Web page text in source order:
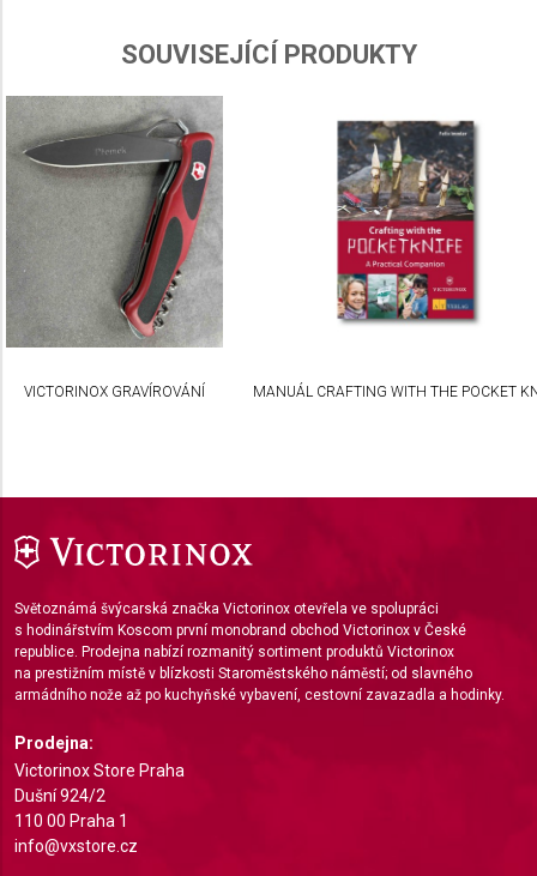
SOUVISEJÍCÍ PRODUKTY
VICTORINOX GRAVÍROVÁNÍ MANUÁL CRAFTING WITH THE POCKET
Světoznámá švýcarská značka Victorinox otevřela ve spolupráci
s hodinářstvím Koscom první monobrand obchod Victorinox v České
republice. Prodejna nabízí rozmanitý sortiment produktů Victorinox
na prestižním místě v blízkosti Staroměstského náměstí; od slavného
armádního nože až po kuchyňské vybavení, cestovní zavazadla a hodinky.
Prodejna:
Victorinox Store Praha
Dušní 924/2
110 00 Praha 1
info@vxstore.cz
Use limited data to select content
IAB Special Features:
Use precise geolocation data
Identify devices based on information actively
requested
Non-IAB processing purposes:
Advertising